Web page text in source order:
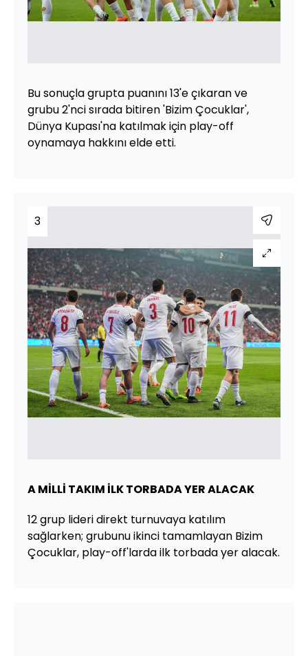
Bu sonuçla grupta puanını 13'e çıkaran ve
grubu 2'nci sırada bitiren 'Bizim Çocuklar',
Dünya Kupası'na katılmak için play-off
oynamaya hakkını elde etti.
3
A MİLLİ TAKIM İLK TORBADA YER ALACAK
12 grup lideri direkt turnuvaya katılım
sağlarken; grubunu ikinci tamamlayan Bizim
Çocuklar, play-off'larda ilk torbada yer alacak.